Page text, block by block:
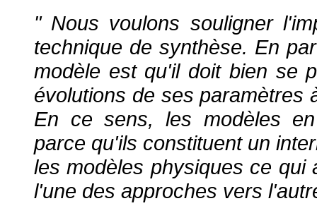
" Nous voulons souligner
technique de synthèse. En
modèle est qu'il doit bien se
évolutions de ses paramètres
En ce sens, les modèles
parce qu'ils constituent un
les modèles physiques ce qui
l'une des approches vers